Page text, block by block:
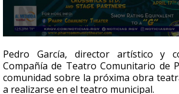
seconds
of
4
minutes,
17
Pedro García, director artístico y
Compañía de Teatro Comunitario de
comunidad sobre la próxima obra
a realizarse en el teatro municipal.